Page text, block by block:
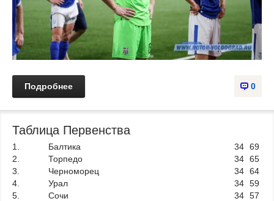
0
Подробнее
Таблица Первенства
1. Балтика 34 69
2.
Торпедо 34 65
3.
Черноморец 34 64
4.
Урал 34 59
5.
Сочи 34 57